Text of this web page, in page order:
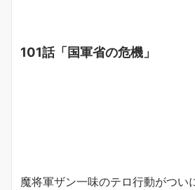
101話「国軍省の危機」
魔将軍ザン一味のテロ行動がつい